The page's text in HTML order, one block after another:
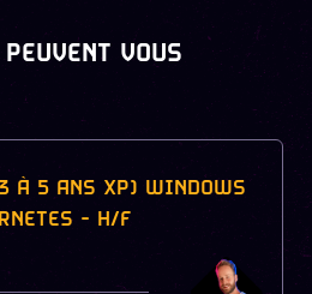
VOUS
À 5 ANS XP) WINDOWS
- H/F